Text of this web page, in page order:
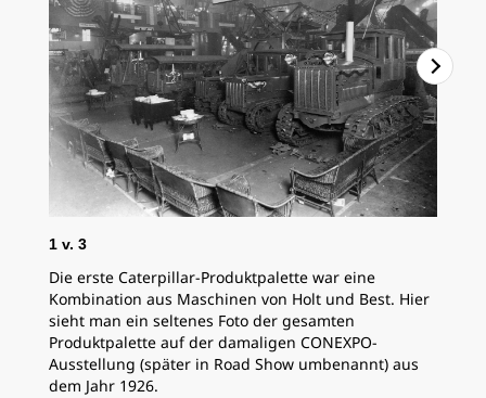
1 v. 3
Die erste Caterpillar-Produktpalette war eine
Kombination aus Maschinen von Holt und Best. Hier
sieht man ein seltenes Foto der gesamten
Produktpalette auf der damaligen CONEXPO-
Ausstellung (später in Road Show umbenannt) aus
dem Jahr 1926.